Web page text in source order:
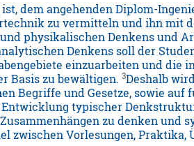
dem angehenden Diplom-
zu vermitteln und ihn mit
physikalischen Denkens und
Denkens soll der
einzuarbeiten und die
Basis zu bewältigen.3Deshalb
Begriffe und Gesetze, sowie
typischer
zu denken und
zwischen Vorlesungen, Praktika,